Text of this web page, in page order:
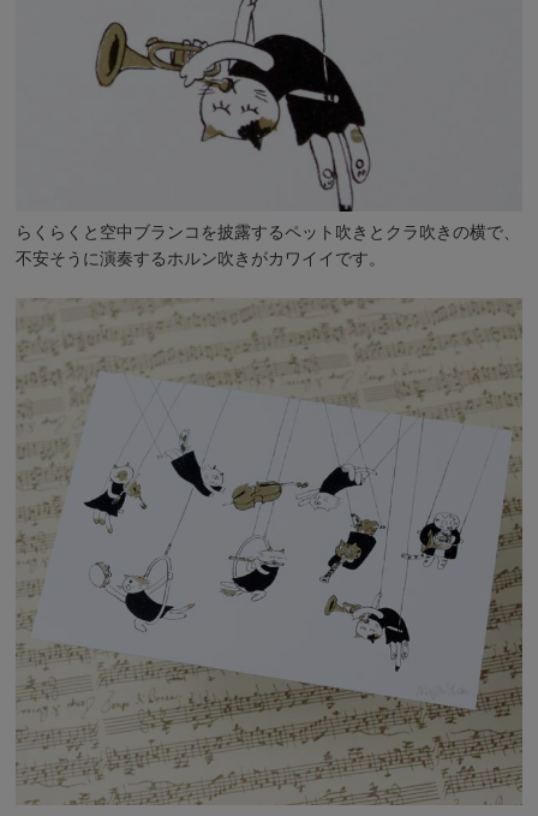
らくらくと空中ブランコを披露するペット吹きとクラ吹きの横で、
不安そうに演奏するホルン吹きがカワイイです。